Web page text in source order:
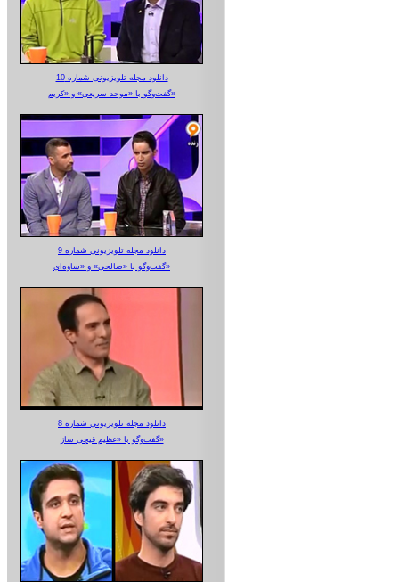
دانلود مجله تلویزیونی شماره 10
گفت‌وگو با «موحد سریعی» و «کریم»
دانلود مجله تلویزیونی شماره 9
گفت‌وگو با «صالحی» و «ساوه‌ای»
دانلود مجله تلویزیونی شماره 8
گفت‌وگو با «عظیم قیچی ساز»